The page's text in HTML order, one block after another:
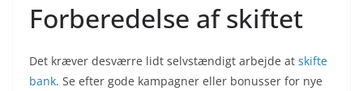
Forberedelse af skiftet
Det kræver desværre lidt selvstændigt arbejde at skifte
bank. Se efter gode kampagner eller bonusser for nye